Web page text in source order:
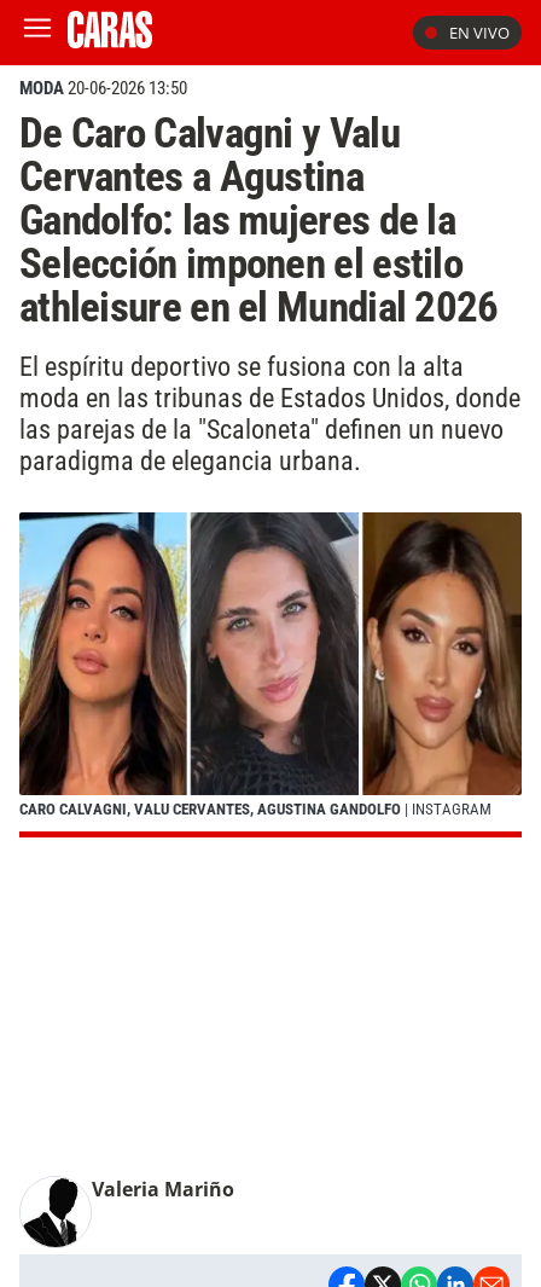
EN VIVO
MODA20-06-2026 13:50
De Caro Calvagni y Valu
Cervantes a Agustina
Gandolfo: las mujeres de la
Selección imponen el estilo
athleisure en el Mundial 2026
El espíritu deportivo se fusiona con la alta
moda en las tribunas de Estados Unidos, donde
las parejas de la "Scaloneta" definen un nuevo
paradigma de elegancia urbana.
CARO CALVAGNI, VALU CERVANTES, AGUSTINA GANDOLFO | INSTAGRAM
Valeria Mariño